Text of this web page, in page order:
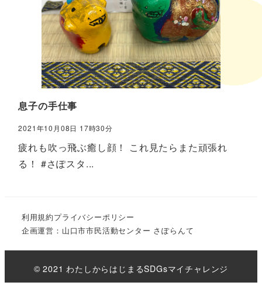
息子の手仕事
2021年10月08日 17時30分
疲れも吹っ飛ぶ癒し顔！ これ見たらまた頑張れ
る！ #さぽスタ...
利用規約プライバシーポリシー
企画運営：山口市市民活動センター さぽらんて
© 2021 わたしからはじまるSDGsマイチャレンジ